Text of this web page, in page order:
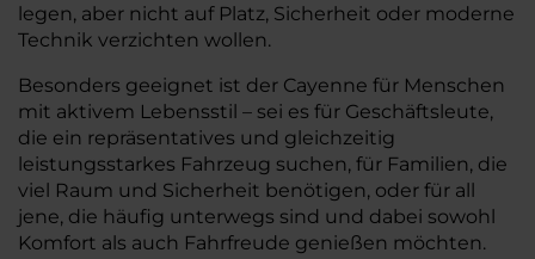
legen, aber nicht auf Platz, Sicherheit oder moderne
Technik verzichten wollen.
Besonders geeignet ist der Cayenne für Menschen
mit aktivem Lebensstil – sei es für Geschäftsleute,
die ein repräsentatives und gleichzeitig
leistungsstarkes Fahrzeug suchen, für Familien, die
viel Raum und Sicherheit benötigen, oder für all
jene, die häufig unterwegs sind und dabei sowohl
Komfort als auch Fahrfreude genießen möchten.